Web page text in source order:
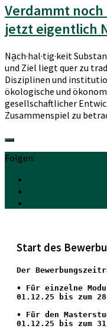
Verdammt
jetzt eigentlich
Na̱ch·hal·tig·keit
und Ziel liegt quer zu
Disziplinen und
ökologische und
gesellschaftlicher
Zusammenspiel zu
Folgen:
Start des
Der
• Für einzelne
01.12.25 bis zum
• Für den
01.12.25 bis zum